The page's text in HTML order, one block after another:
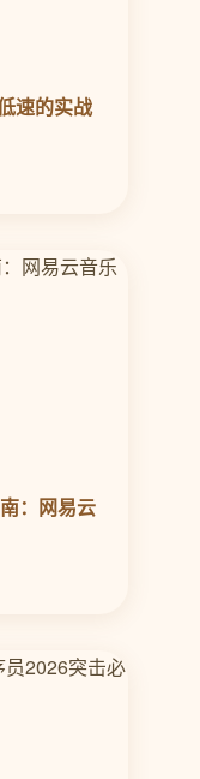
速的实战
：网易云